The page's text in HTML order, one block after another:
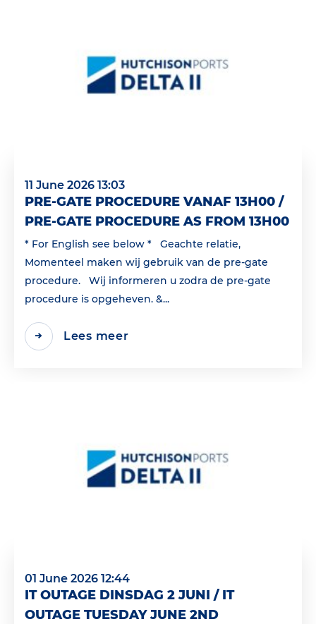
11 June 2026 13:03
PRE-GATE PROCEDURE VANAF 13H00 /
PRE-GATE PROCEDURE AS FROM 13H00
* For English see below * Geachte relatie,
Momenteel maken wij gebruik van de pre-gate
procedure. Wij informeren u zodra de pre-gate
procedure is opgeheven. &...
Lees meer
01 June 2026 12:44
IT OUTAGE DINSDAG 2 JUNI / IT
OUTAGE TUESDAY JUNE 2ND